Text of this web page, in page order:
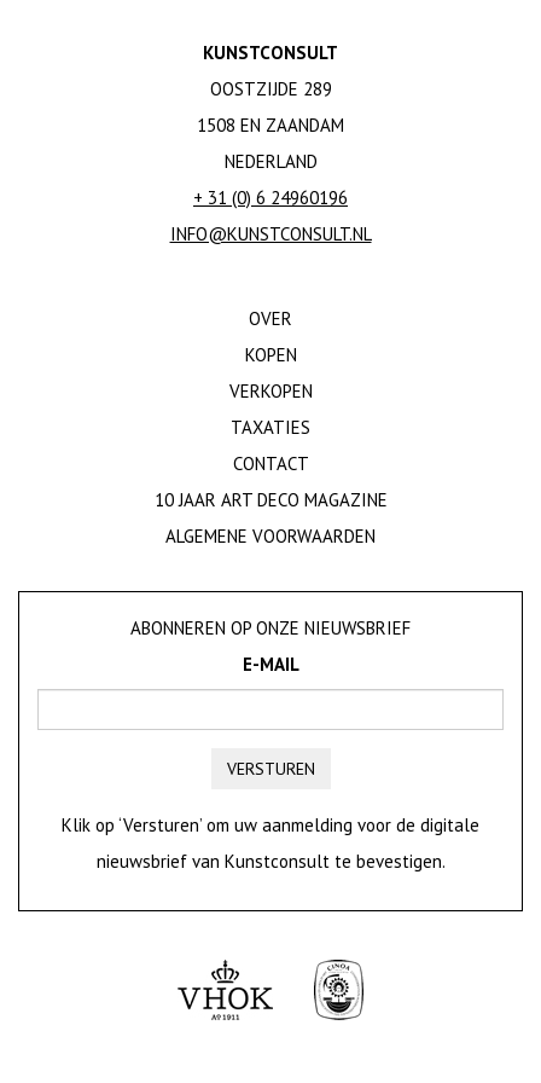
KUNSTCONSULT
OOSTZIJDE 289
1508 EN ZAANDAM
NEDERLAND
+ 31 (0) 6 24960196
INFO@KUNSTCONSULT.NL
OVER
KOPEN
VERKOPEN
TAXATIES
CONTACT
10 JAAR ART DECO MAGAZINE
ALGEMENE VOORWAARDEN
ABONNEREN OP ONZE NIEUWSBRIEF
E-MAIL
VERSTUREN
Klik op ‘Versturen’ om uw aanmelding voor de digitale
nieuwsbrief van Kunstconsult te bevestigen.